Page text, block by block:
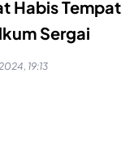
Habis Tempat
Sergai
19:13